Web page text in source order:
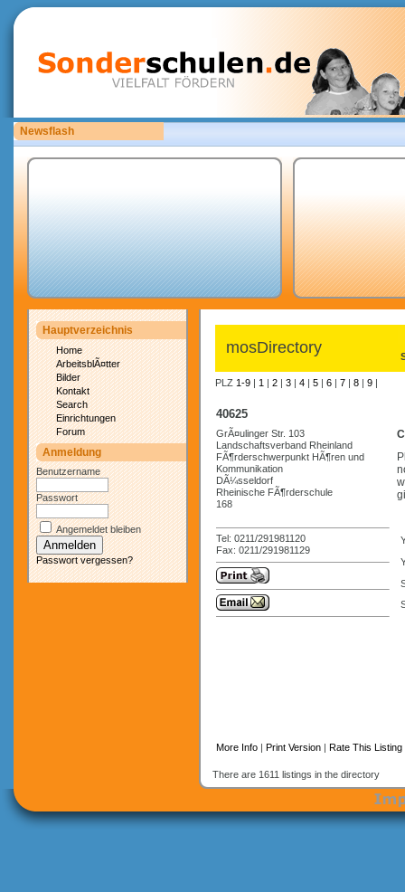
Newsflash
Sonderschulen.de ist auf der Suche nach Mitarbeitern.
Hauptverzeichnis
Home
ArbeitsblÃ¤tter
Bilder
Kontakt
Search
Einrichtungen
Forum
Anmeldung
Benutzername
Passwort
Angemeldet bleiben
Passwort vergessen?
mosDirectory
PLZ 1-9 | 1 | 2 | 3 | 4 | 5 | 6 | 7 | 8 | 9 |
40625
GrÃ¤ulinger Str. 103
Landschaftsverband Rheinland
FÃ¶rderschwerpunkt HÃ¶ren und
Kommunikation
DÃ¼sseldorf
Rheinische FÃ¶rderschule
168
Tel: 0211/291981120
Fax: 0211/291981129
More Info | Print Version | Rate This Listing
There are 1611 listings in the directory